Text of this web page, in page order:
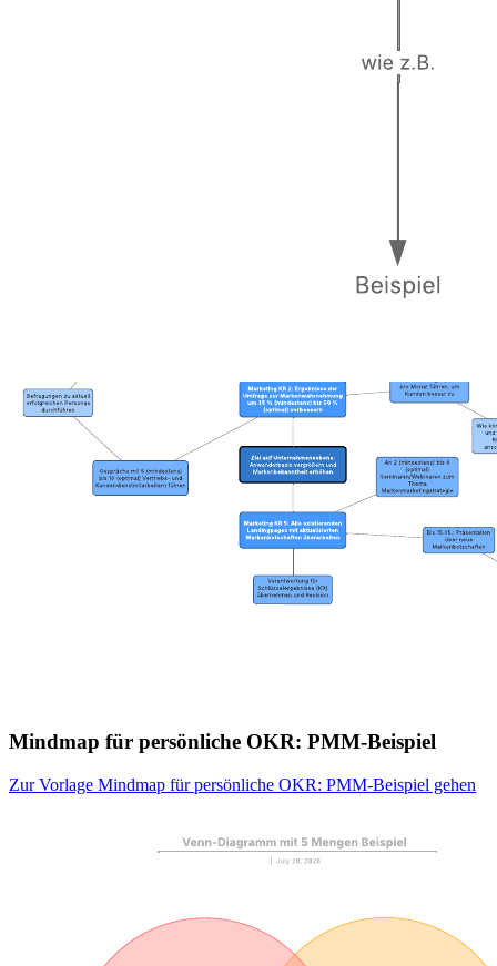
geordnet und Informationen grafisch dargestellt werden.
Mindmap für persönliche OKR: PMM-Beispiel
Zur Vorlage Mindmap für persönliche OKR: PMM-Beispiel gehen